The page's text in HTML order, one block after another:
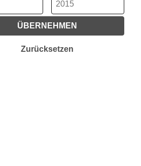
ÜBERNEHMEN
Zurücksetzen